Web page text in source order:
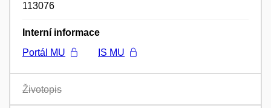
113076
Interní informace
Portál MU
IS MU
Životopis